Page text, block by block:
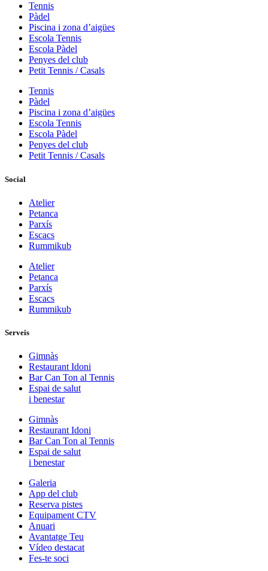
Tennis
Pàdel
Piscina i zona d’aigües
Escola Tennis
Escola Pàdel
Penyes del club
Petit Tennis / Casals
Tennis
Pàdel
Piscina i zona d’aigües
Escola Tennis
Escola Pàdel
Penyes del club
Petit Tennis / Casals
Social
Atelier
Petanca
Parxís
Escacs
Rummikub
Atelier
Petanca
Parxís
Escacs
Rummikub
Serveis
Gimnàs
Restaurant Idoni
Bar Can Ton al Tennis
Espai de salut
i benestar
Gimnàs
Restaurant Idoni
Bar Can Ton al Tennis
Espai de salut
i benestar
Galeria
App del club
Reserva pistes
Equipament CTV
Anuari
Avantatge Teu
Vídeo destacat
Fes-te soci